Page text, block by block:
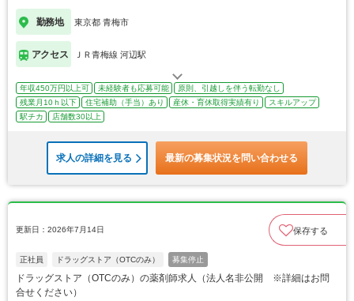
勤務地 東京都 青梅市
アクセス ＪＲ青梅線 河辺駅
年収450万円以上可 未経験者も応募可能
原則、引越しを伴う転勤なし
残業月10ｈ以下
住宅補助（手当）あり 産休・育休取得実績有り
スキルアップ
駅チカ
店舗数30以上
求人の詳細を見る 最新の募集状況を問い合わせる
更新日：2026年7月14日 保存する
正社員 ドラッグストア（OTCのみ） 募集停止
ドラッグストア（OTCのみ）の薬剤師求人（法人名非公開 ※詳細はお問
合せください）